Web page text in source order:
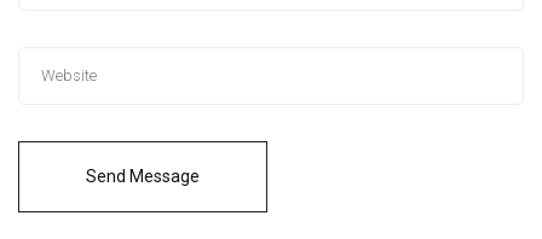
Send Message